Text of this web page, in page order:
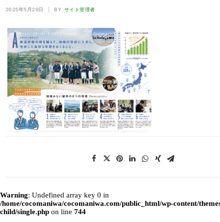
2025年5月29日 BY サイト管理者
Warning: Undefined array key 0 in
/home/cocomaniwa/cocomaniwa.com/public_html/wp-content/
child/single.php on line 744